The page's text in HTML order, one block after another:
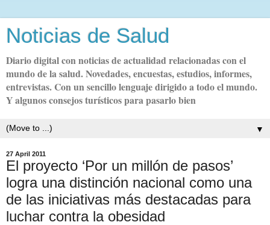
Noticias de Salud
Diario digital con noticias de actualidad relacionadas con el
mundo de la salud. Novedades, encuestas, estudios, informes,
entrevistas. Con un sencillo lenguaje dirigido a todo el mundo.
Y algunos consejos turísticos para pasarlo bien
▼
27 April 2011
El proyecto ‘Por un millón de pasos’
logra una distinción nacional como una
de las iniciativas más destacadas para
luchar contra la obesidad